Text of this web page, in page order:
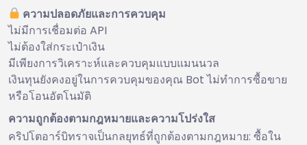
ความปลอดภัยและการควบคุม
ไม่มีการเชื่อมต่อ API
ไม่ต้องใส่กระเป๋าเงิน
มีเพียงการวิเคราะห์และควบคุมแบบแมนนวล
เงินทุนยังคงอยู่ในการควบคุมของคุณ Bot ไม่ทำการซื้อขาย
หรือโอนอัตโนมัติ
ความถูกต้องตามกฎหมายและความโปร่งใส
คริปโตอาร์บิทราจเป็นกลยุทธ์ที่ถูกต้องตามกฎหมาย: ซื้อใน